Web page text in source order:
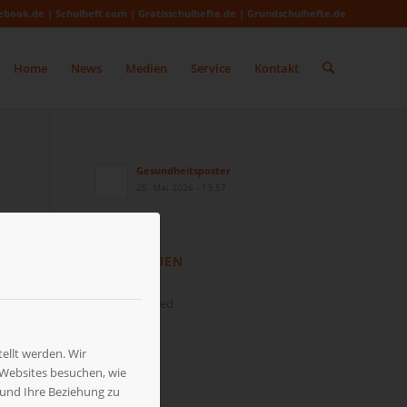
werden. Wir
besuchen, wie
Ihre Beziehung zu
| Schulheft.com | Gratisschulhefte.de | Grundschulhefte.de
Home News Medien Service Kontakt
Gesundheitsposter
KATEGORIEN
ARCHIV
Mai 2026